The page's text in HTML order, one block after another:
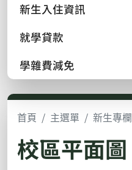
新生入住資訊
就學貸款
學雜費減免
首頁 主選單 新生專欄
校區平面圖